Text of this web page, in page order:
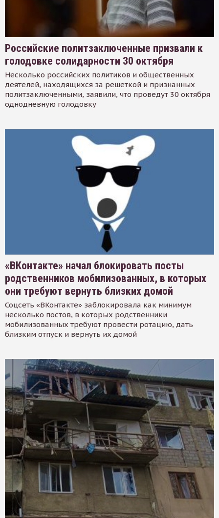
Российские политзаключенные призвали к
голодовке солидарности 30 октября
Несколько российских политиков и общественных
деятелей, находящихся за решеткой и признанных
политзаключенными, заявили, что проведут 30 октября
однодневную голодовку
«ВКонтакте» начал блокировать посты
родственников мобилизованных, в которых
они требуют вернуть близких домой
Соцсеть «ВКонтакте» заблокировала как минимум
несколько постов, в которых родственники
мобилизованных требуют провести ротацию, дать
близким отпуск и вернуть их домой